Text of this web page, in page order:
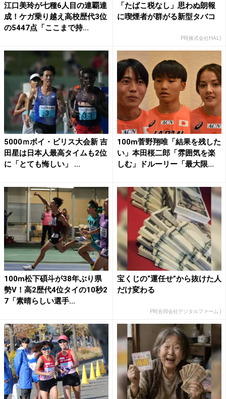
江口美玲が七種6人目の連覇達
成！ケガ乗り越え高校歴代3位
の5447点「ここまで持...
「たばこ税なし」思わぬ朗報
に喫煙者が群がる新型タバコ
PR(株式会社HAL)
5000ｍボイ・ビリス大会新 吉
田星は日本人最高タイムも2位
に「とても悔しい」 ...
100m菅野翔唯「結果を残した
い」本田桜二郎「雰囲気を楽
しむ」ドルーリー「最大限...
100m松下碩斗が38年ぶり県
勢V！高2歴代4位タイの10秒2
7「素晴らしい選手...
宝くじの“運任せ”から抜けた人
だけ変わる
PR(合同会社デジタルファーム )